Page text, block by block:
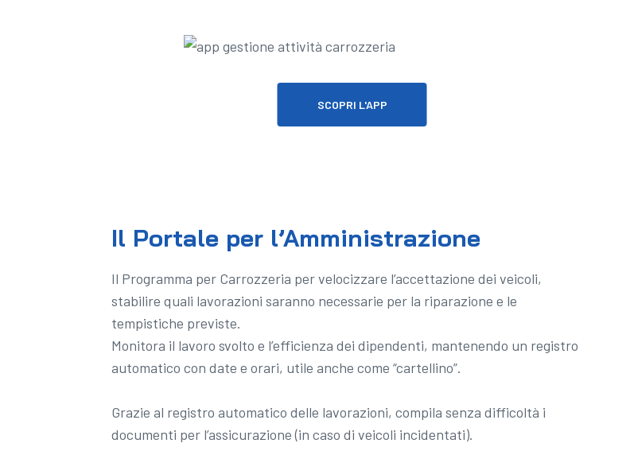
SCOPRI L'APP
Il Portale per l’Amministrazione
Il Programma per Carrozzeria per velocizzare l’accettazione dei veicoli,
stabilire quali lavorazioni saranno necessarie per la riparazione e le
tempistiche previste.
Monitora il lavoro svolto e l’efficienza dei dipendenti, mantenendo un registro
automatico con date e orari, utile anche come “cartellino”.
Grazie al registro automatico delle lavorazioni, compila senza difficoltà i
documenti per l’assicurazione (in caso di veicoli incidentati).